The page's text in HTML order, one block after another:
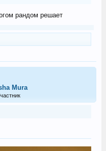
рандом решает
Mura